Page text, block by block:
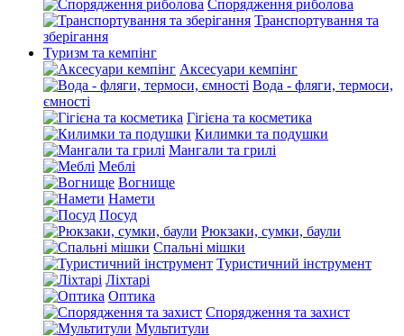
Спорядження риболова
Транспортування та
зберігання
Туризм та кемпінг
Аксесуари кемпінг
Вода - фляги, термоси,
ємності
Гігієна та косметика
Килимки та подушки
Мангали та грилі
Меблі
Вогнище
Намети
Посуд
Рюкзаки, сумки, баули
Спальні мішки
Туристичний інструмент
Ліхтарі
Оптика
Спорядження та захист
Мультитули